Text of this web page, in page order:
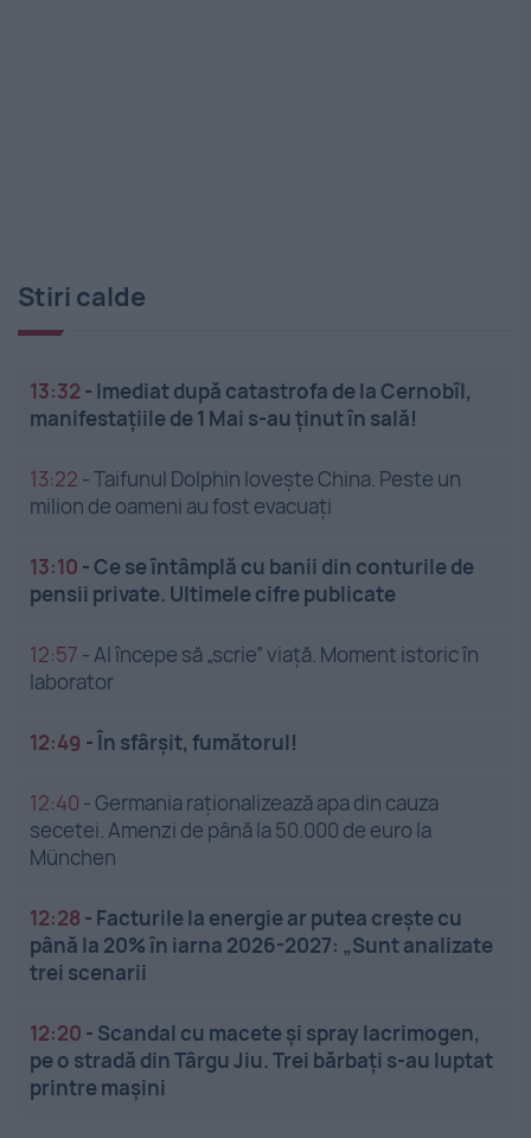
Stiri calde
13:32 - Imediat după catastrofa de la Cernobîl,
manifestațiile de 1 Mai s-au ținut în sală!
13:22 -Taifunul Dolphin lovește China. Peste un
milion de oameni au fost evacuați
13:10 -Ce se întâmplă cu banii din conturile de
pensii private. Ultimele cifre publicate
12:57 -AI începe să „scrie” viață. Moment istoric în
laborator
12:49 -În sfârșit, fumătorul!
12:40 -Germania raționalizează apa din cauza
secetei. Amenzi de până la 50.000 de euro la
München
12:28 - Facturile la energie ar putea crește cu
până la 20% în iarna 2026-2027: „Sunt analizate
trei scenarii
12:20 - Scandal cu macete și spray lacrimogen,
pe o stradă din Târgu Jiu. Trei bărbați s-au luptat
printre mașini